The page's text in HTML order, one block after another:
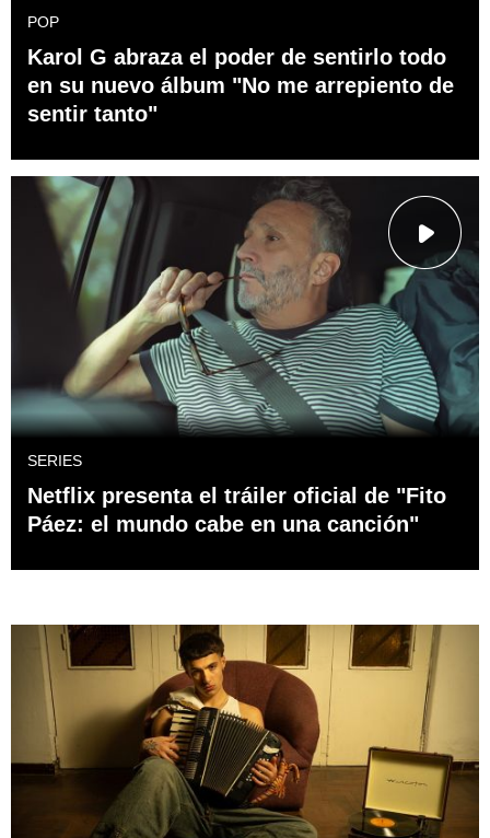
POP
Karol G abraza el poder de sentirlo todo
en su nuevo álbum "No me arrepiento de
sentir tanto"
SERIES
Netflix presenta el tráiler oficial de "Fito
Páez: el mundo cabe en una canción"